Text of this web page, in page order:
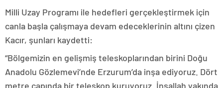
Milli Uzay Programı ile hedefleri gerçekleştirmek için
canla başla çalışmaya devam edeceklerinin altını çizen
Kacır, şunları kaydetti:
“Bölgemizin en gelişmiş teleskoplarından birini Doğu
Anadolu Gözlemevi’nde Erzurum’da inşa ediyoruz. Dört
metre çapında bir teleskop kuruyoruz. İnşallah yakında